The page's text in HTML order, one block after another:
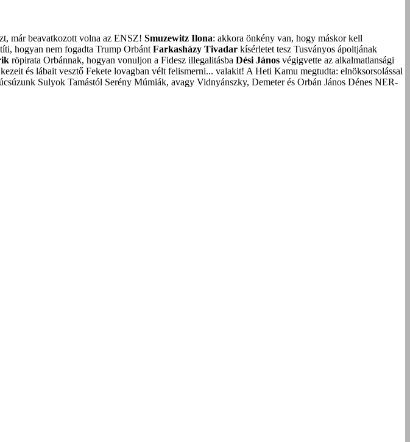
már beavatkozott volna az ENSZ! Smuzewitz Ilona: akkora önkény van, hogy máskor kell
hogyan nem fogadta Trump Orbánt Farkasházy Tivadar kísérletet tesz Tusványos ápoltjának
röpirata Orbánnak, hogyan vonuljon a Fidesz illegalitásba Dési János végigvette az alkalmatlansági
és lábait vesztő Fekete lovagban vélt felismerni... valakit! A Heti Kamu megtudta: elnöksorsolással
Sulyok Tamástól Serény Múmiák, avagy Vidnyánszky, Demeter és Orbán János Dénes NER-